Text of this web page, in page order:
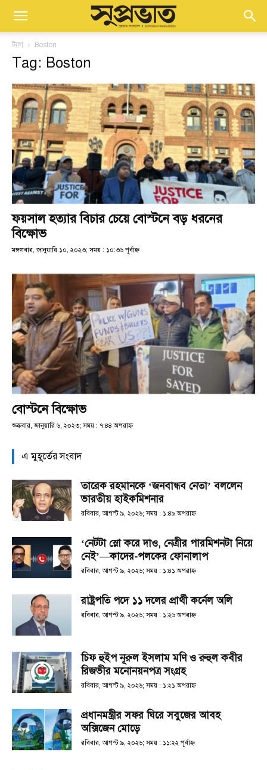
ট্যাগ Boston
Tag: Boston
ফয়সাল হত্যার বিচার চেয়ে বোস্টনে বড় ধরনের
বিক্ষোভ
মঙ্গলবার, জানুয়ারি ১০, ২০২৩; সময় : ১০:৩৬ পূর্বাহ্ণ
বোস্টনে বিক্ষোভ
শুক্রবার, জানুয়ারি ৬, ২০২৩; সময় : ৭:৪৪ অপরাহ্ণ
এ মুহূর্তের সংবাদ
তারেক রহমানকে ‘জনবান্ধব নেতা’ বললেন
ভারতীয় হাইকমিশনার
রবিবার, আগস্ট ৯, ২০২৬; সময় : ১:৪৯ অপরাহ্ণ
‘নেটটা স্লো করে দাও, নেত্রীর পারমিশনটা নিয়ে
নেই’—কাদের-পলকের ফোনালাপ
রবিবার, আগস্ট ৯, ২০২৬; সময় : ১:৪১ অপরাহ্ণ
রাষ্ট্রপতি পদে ১১ দলের প্রার্থী কর্নেল অলি
রবিবার, আগস্ট ৯, ২০২৬; সময় : ১:২৬ অপরাহ্ণ
চিফ হুইপ নূরুল ইসলাম মণি ও রুহুল কবীর
রিজভীর মনোনয়নপত্র সংগ্রহ
রবিবার, আগস্ট ৯, ২০২৬; সময় : ১:২১ অপরাহ্ণ
প্রধানমন্ত্রীর সফর ঘিরে সবুজের আবহ
অক্সিজেন মোড়ে
রবিবার, আগস্ট ৯, ২০২৬; সময় : ১১:২২ পূর্বাহ্ণ